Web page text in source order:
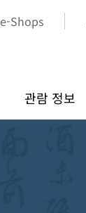
e-Shops
관람 정보